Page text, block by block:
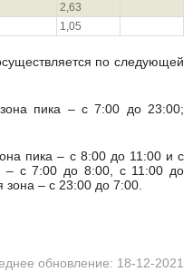
2,63
1,05
по следующей
– с 7:00 до 8:00, с 11:00 до
– с 23:00 до 7:00.
обновление: 18-12-2021